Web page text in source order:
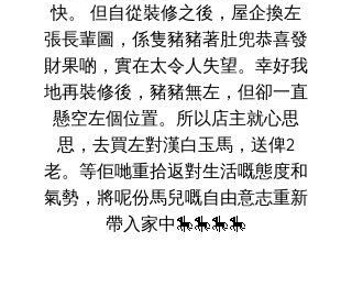
快。 但自從裝修之後，屋企換左
張長輩圖，係隻豬豬著肚兜恭喜發
財果啲，實在太令人失望。幸好我
地再裝修後，豬豬無左，但卻一直
懸空左個位置。所以店主就心思
思，去買左對漢白玉馬，送俾2
老。等佢哋重拾返對生活嘅態度和
氣勢，將呢份馬兒嘅自由意志重新
帶入家中🎠🎠🎠🎠